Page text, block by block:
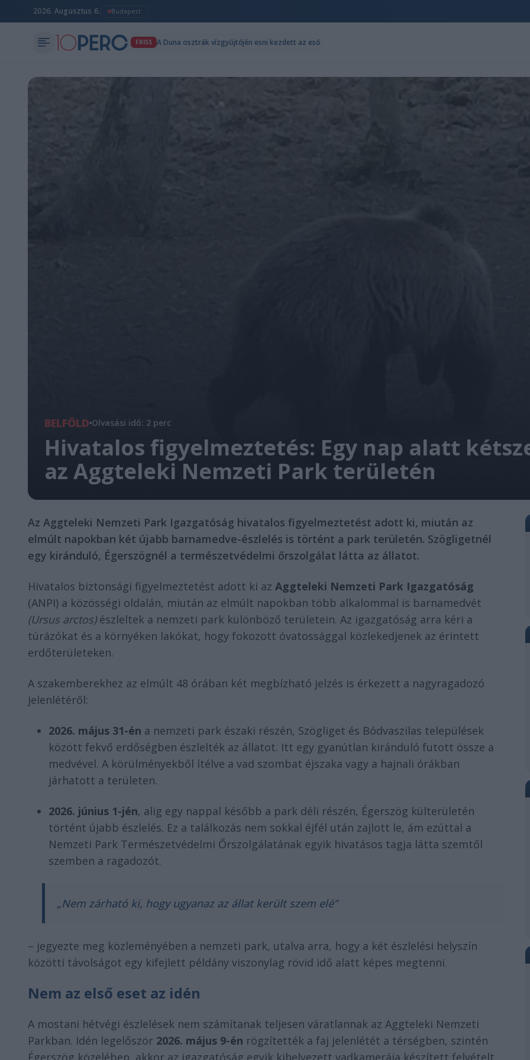
2026. Augusztus 6. Budapest
FRISS A Duna osztrák vízgyűjtőjén esni kezdett az eső
BELFÖLD Olvasási idő: 2 perc
Hivatalos figyelmeztetés: Egy nap alatt
az Aggteleki Nemzeti Park területén
Az Aggteleki Nemzeti Park Igazgatóság hivatalos figyelmeztetést adott ki, miután az
elmúlt napokban két újabb barnamedve-észlelés is történt a park területén. Szögligetnél
egy kiránduló, Égerszögnél a természetvédelmi őrszolgálat látta az állatot.
Hivatalos biztonsági figyelmeztetést adott ki az Aggteleki Nemzeti Park Igazgatóság
(ANPI) a közösségi oldalán, miután az elmúlt napokban több alkalommal is barnamedvét
(Ursus arctos)észleltek a nemzeti park különböző területein. Az igazgatóság arra kéri a
túrázókat és a környéken lakókat, hogy fokozott óvatossággal közlekedjenek az érintett
erdőterületeken.
A szakemberekhez az elmúlt 48 órában két megbízható jelzés is érkezett a nagyragadozó
jelenlétéről:
2026. május 31-én a nemzeti park északi részén, Szögliget és Bódvaszilas települések
között fekvő erdőségben észlelték az állatot. Itt egy gyanútlan kiránduló futott össze a
medvével. A körülményekből ítélve a vad szombat éjszaka vagy a hajnali órákban
járhatott a területen.
2026. június 1-jén, alig egy nappal később a park déli részén, Égerszög külterületén
történt újabb észlelés. Ez a találkozás nem sokkal éjfél után zajlott le, ám ezúttal a
Nemzeti Park Természetvédelmi Őrszolgálatának egyik hivatásos tagja látta szemtől
szemben a ragadozót.
„Nem zárható ki, hogy ugyanaz az állat került szem elé”
– jegyezte meg közleményében a nemzeti park, utalva arra, hogy a két észlelési helyszín
közötti távolságot egy kifejlett példány viszonylag rövid idő alatt képes megtenni.
Nem az első eset az idén
A mostani hétvégi észlelések nem számítanak teljesen váratlannak az Aggteleki Nemzeti
Parkban. Idén legelőször 2026. május 9-én rögzítették a faj jelenlétét a térségben, szintén
Égerszög közelében, akkor az igazgatóság egyik kihelyezett vadkamerája készített felvételt